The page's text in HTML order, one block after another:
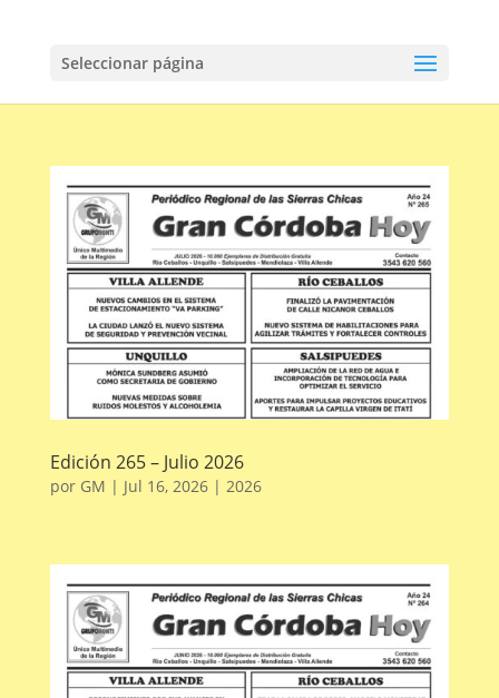
Seleccionar página
Edición 265 – Julio 2026
por GM | Jul 16, 2026| 2026